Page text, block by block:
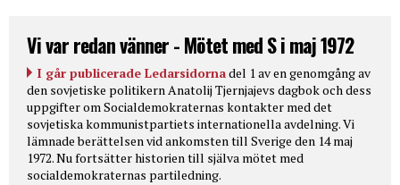
Vi var redan vänner - Mötet med S i maj 1972
I går publicerade Ledarsidornadel 1 av en genomgång av
den sovjetiske politikern Anatolij Tjernjajevs dagbok och dess
uppgifter om Socialdemokraternas kontakter med det
sovjetiska kommunistpartiets internationella avdelning. Vi
lämnade berättelsen vid ankomsten till Sverige den 14 maj
1972. Nu fortsätter historien till själva mötet med
socialdemokraternas partiledning.